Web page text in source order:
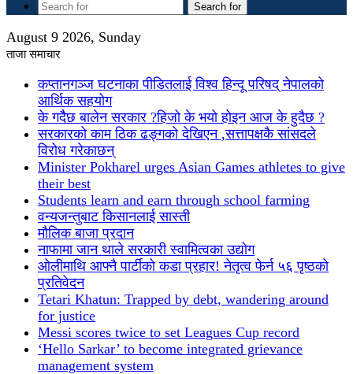
Search for
August 9 2026, Sunday
ताजा समाचार
कप्तानगञ्ज घटनाका पीडितलाई विश्व हिन्दू परिषद् नेपालको
आर्थिक सहयोग
के गदैैछ बालेन सरकार ?हिजो के भयो होइन आज के हुदैछ ?
सरकारको काम ठिक ढङ्गको देखिएन ,सत्तापक्षकै सांसदले
विरोध गरेकाछन्
Minister Pokharel urges Asian Games athletes to give
their best
Students learn and earn through school farming
वन्यजन्तुबाट किसानलाई सास्ती
मौलिक बाजा प्रदान
नाफामा जान थाले सरकारी स्वामित्वका उद्योग
ओलीमाथि आफ्नै पार्टीको कडा प्रहार! नेतृत्व फेर्न ५६ पृष्ठको
प्रतिवेदन
Tetari Khatun: Trapped by debt, wandering around
for justice
Messi scores twice to set Leagues Cup record
‘Hello Sarkar’ to become integrated grievance
management system